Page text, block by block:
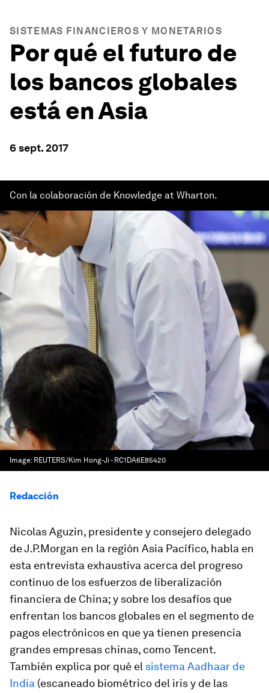
SISTEMAS FINANCIEROS Y MONETARIOS
Por qué el futuro de
los bancos globales
está en Asia
6 sept. 2017
Con la colaboración de Knowledge at Wharton.
Image: REUTERS/Kim Hong-Ji - RC1DA6E85420
Redacción
Nicolas Aguzin, presidente y consejero delegado
de J.P.Morgan en la región Asia Pacífico, habla en
esta entrevista exhaustiva acerca del progreso
continuo de los esfuerzos de liberalización
financiera de China; y sobre los desafíos que
enfrentan los bancos globales en el segmento de
pagos electrónicos en que ya tienen presencia
grandes empresas chinas, como Tencent.
También explica por qué el sistema Aadhaar de
India (escaneado biométrico del iris y de las